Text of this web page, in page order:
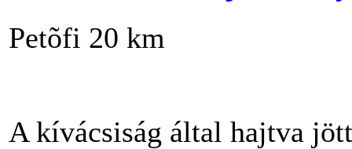
Petõfi 20 km
A kívácsiság által hajtva